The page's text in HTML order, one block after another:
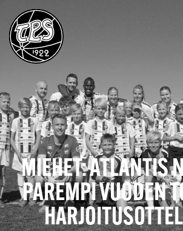
MIEHET: ATLANTIS
PAREMPI VUODEN